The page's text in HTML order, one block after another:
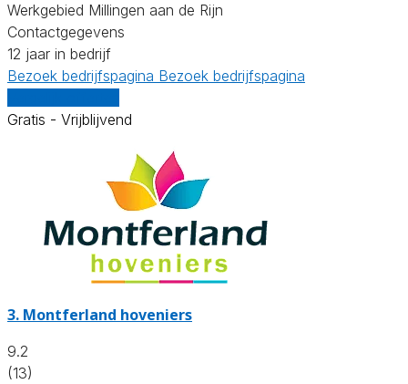
Werkgebied Millingen aan de Rijn
Contactgegevens
12 jaar in bedrijf
Bezoek bedrijfspagina Bezoek bedrijfspagina
Gratis - Vrijblijvend
3. Montferland hoveniers
9.2
(13)